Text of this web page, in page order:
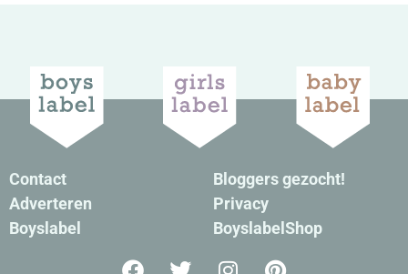
Contact
Adverteren
Boyslabel
Bloggers gezocht!
Privacy
BoyslabelShop